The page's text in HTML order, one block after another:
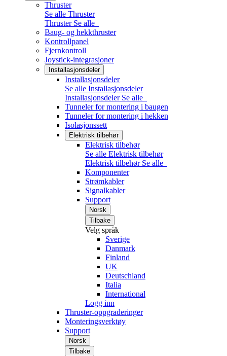
Thruster
Se alle Thruster
Thruster Se alle
Baug- og hekkthruster
Kontrollpanel
Fjernkontroll
Joystick-integrasjoner
Installasjonsdeler
Installasjonsdeler
Se alle Installasjonsdeler
Installasjonsdeler Se alle
Tunneler for montering i baugen
Tunneler for montering i hekken
Isolasjonssett
Elektrisk tilbehør
Elektrisk tilbehør
Se alle Elektrisk tilbehør
Elektrisk tilbehør Se alle
Komponenter
Strømkabler
Signalkabler
Support
Norsk
Tilbake
Velg språk
Sverige
Danmark
Finland
UK
Deutschland
Italia
International
Logg inn
Thruster-oppgraderinger
Monteringsverktøy
Support
Norsk
Tilbake